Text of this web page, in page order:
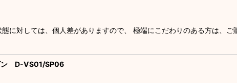
に対しては、個人差がありますので、 極端にこだわりのある方は、
ン D-VS01/SP06